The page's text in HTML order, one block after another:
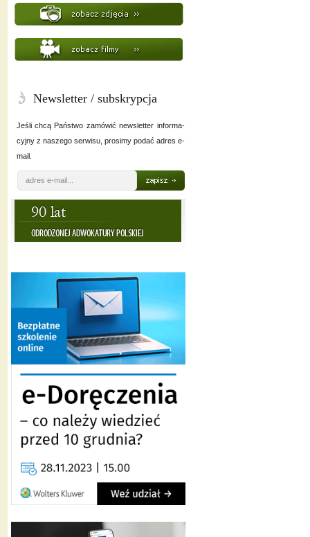
Newsletter / subskrypcja
Jeśli chcą Państwo zamówić newsletter informa-
cyjny z naszego serwisu, prosimy podać adres e-
mail.